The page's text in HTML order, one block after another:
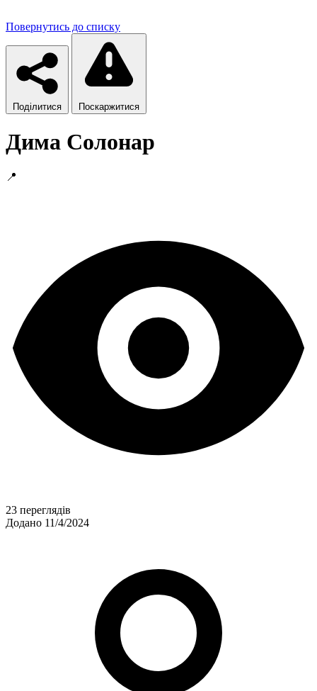
Повернутись до списку
Поділитися Поскаржитися
Дима Солонар
📍
23 переглядів
Додано 11/4/2024